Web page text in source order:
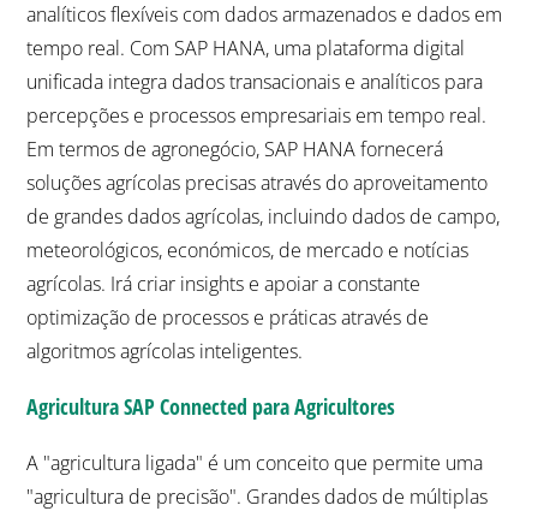
analíticos flexíveis com dados armazenados e dados em
tempo real. Com SAP HANA, uma plataforma digital
unificada integra dados transacionais e analíticos para
percepções e processos empresariais em tempo real.
Em termos de agronegócio, SAP HANA fornecerá
soluções agrícolas precisas através do aproveitamento
de grandes dados agrícolas, incluindo dados de campo,
meteorológicos, económicos, de mercado e notícias
agrícolas. Irá criar insights e apoiar a constante
optimização de processos e práticas através de
algoritmos agrícolas inteligentes.
Agricultura SAP Connected para Agricultores
A "agricultura ligada" é um conceito que permite uma
"agricultura de precisão". Grandes dados de múltiplas